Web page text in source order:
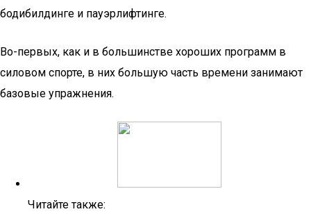
бодибилдинге и пауэрлифтинге.
Во-первых, как и в большинстве хороших программ в
силовом спорте, в них большую часть времени занимают
базовые упражнения.
Читайте также: